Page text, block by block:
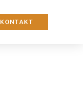
KONTAKT